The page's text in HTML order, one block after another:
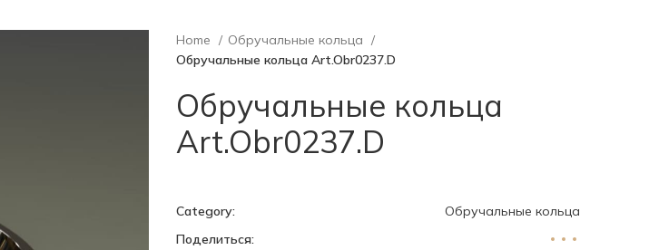
Home
Обручальные кольца
Обручальные кольца Art.Obr0237.D
Обручальные кольца
Art.Obr0237.D
Category:
Обручальные кольца
Поделиться: